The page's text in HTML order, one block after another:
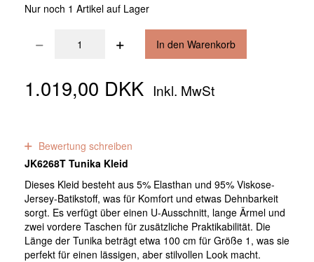
Nur noch 1 Artikel auf Lager
In den Warenkorb
1.019,00 DKK Inkl. MwSt
Bewertung schreiben
JK6268T Tunika Kleid
Dieses Kleid besteht aus 5% Elasthan und 95% Viskose-
Jersey-Batikstoff, was für Komfort und etwas Dehnbarkeit
sorgt. Es verfügt über einen U-Ausschnitt, lange Ärmel und
zwei vordere Taschen für zusätzliche Praktikabilität. Die
Länge der Tunika beträgt etwa 100 cm für Größe 1, was sie
perfekt für einen lässigen, aber stilvollen Look macht.